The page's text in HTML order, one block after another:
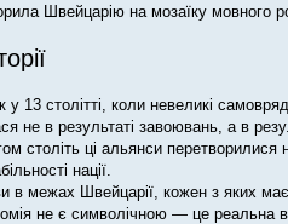
Швейцарію на мозаїку мовного
13 столітті, коли невеликі
в результаті завоювань, а в
століть ці альянси
нації.
в межах Швейцарії, кожен з яких
не є символічною — це реальна